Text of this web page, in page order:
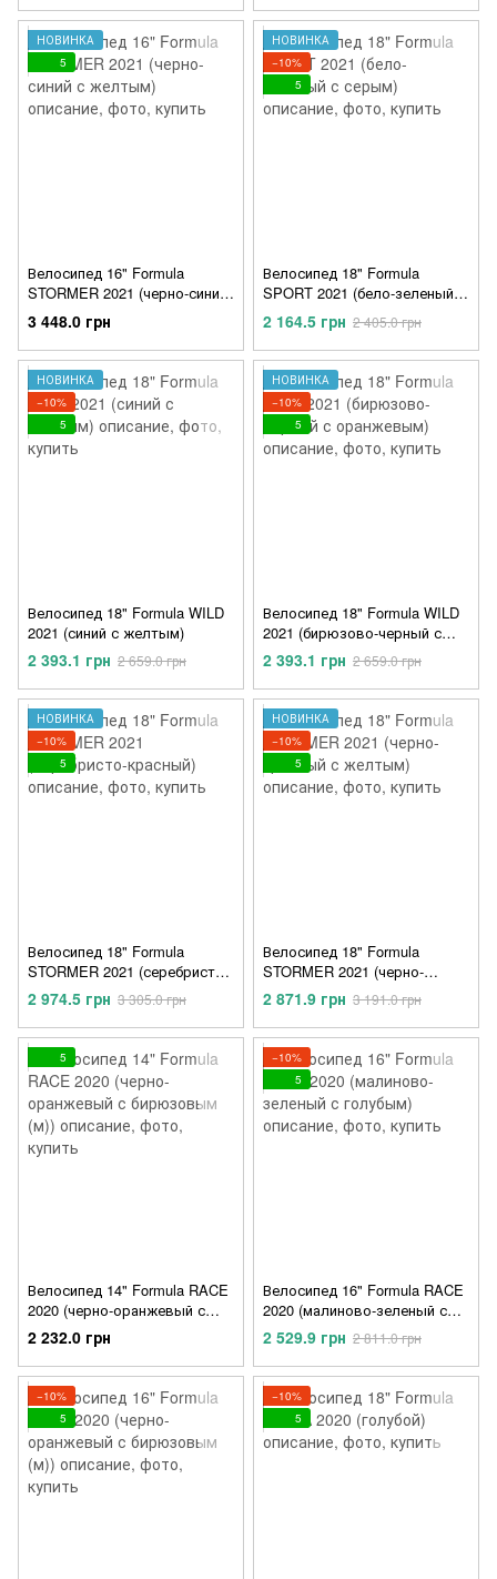
НОВИНКА
5
Велосипед 16" Formula
STORMER 2021 (черно-синий
с желтым)
3 448.0 грн
НОВИНКА
−10%
5
Велосипед 18" Formula
SPORT 2021 (бело-зеленый с
серым)
2 164.5 грн 2 405.0 грн
НОВИНКА
−10%
5
Велосипед 18" Formula WILD
2021 (синий с желтым)
2 393.1 грн 2 659.0 грн
НОВИНКА
−10%
5
Велосипед 18" Formula WILD
2021 (бирюзово-черный с
оранжевым)
2 393.1 грн 2 659.0 грн
НОВИНКА
−10%
5
Велосипед 18" Formula
STORMER 2021 (серебристо-
красный)
2 974.5 грн 3 305.0 грн
НОВИНКА
−10%
5
Велосипед 18" Formula
STORMER 2021 (черно-
красный с желтым)
2 871.9 грн 3 191.0 грн
5
Велосипед 14" Formula RACE
2020 (черно-оранжевый с
бирюзовым (м))
2 232.0 грн
−10%
5
Велосипед 16" Formula RACE
2020 (малиново-зеленый с
голубым)
2 529.9 грн 2 811.0 грн
−10%
5
−10%
5